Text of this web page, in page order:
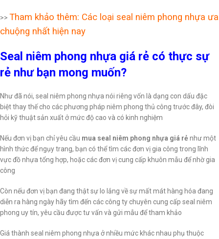
>> Tham khảo thêm: Các loại seal niêm phong nhựa ưa
chuộng nhất hiện nay
Seal niêm phong nhựa giá rẻ có thực sự
rẻ như bạn mong muốn?
Như đã nói, seal niêm phong nhựa nói riêng vốn là dạng con dấu đặc
biệt thay thế cho các phương pháp niêm phong thủ công trước đây, đòi
hỏi kỹ thuật sản xuất ở mức độ cao và có kinh nghiệm
Nếu đơn vị bạn chỉ yêu cầu mua seal niêm phong nhựa giá rẻ như một
hình thức để ngụy trang, bạn có thể tìm các đơn vị gia công trong lĩnh
vực đồ nhựa tổng hợp, hoặc các đơn vị cung cấp khuôn mẫu để nhờ gia
công
Còn nếu đơn vị bạn đang thật sự lo lắng về sự mất mát hàng hóa đang
diễn ra hàng ngày hãy tìm đến các công ty chuyên cung cấp seal niêm
phong uy tín, yêu cầu được tư vấn và gửi mẫu để tham khảo
Giá thành seal niêm phong nhựa ở nhiều mức khác nhau phụ thuộc